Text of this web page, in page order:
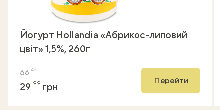
Йогурт Hollandia «Абрикос-липовий
цвіт» 1,5%, 260г
6649
29 99 грн
Перейти